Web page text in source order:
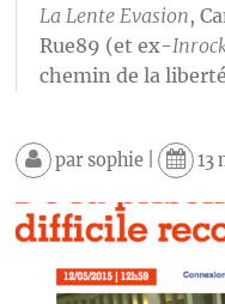
La Lente Evasion,
Rue89 (et ex-
chemin de la
parsophie| 13